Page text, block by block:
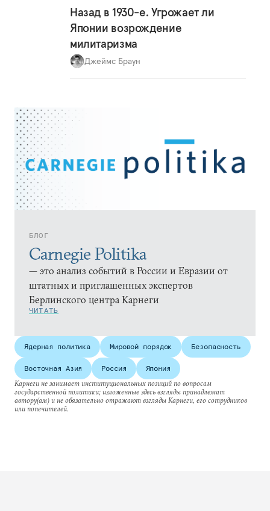
БЛОГ
Carnegie Politika
— это анализ событий в России и Евразии от
штатных и приглашенных экспертов
Берлинского центра Карнеги
ЧИТАТЬ
Назад в 1930-е. Угрожает ли
Японии возрождение
милитаризма
Джеймс Браун
Ядерная политика Мировой порядок Безопасность
Восточная Азия Россия
Япония
Карнеги не занимает институциональных позиций по вопросам
государственной политики; изложенные здесь взгляды принадлежат
автору(ам) и не обязательно отражают взгляды Карнеги, его сотрудников
или попечителей.